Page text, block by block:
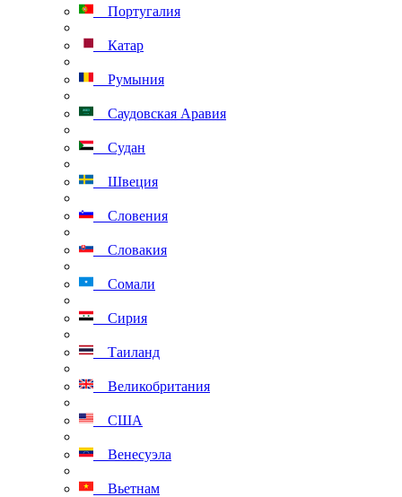
Португалия
Катар
Румыния
Саудовская Аравия
Судан
Швеция
Словения
Словакия
Сомали
Сирия
Таиланд
Великобритания
США
Венесуэла
Вьетнам